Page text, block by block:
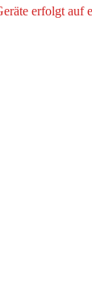
erfolgt auf